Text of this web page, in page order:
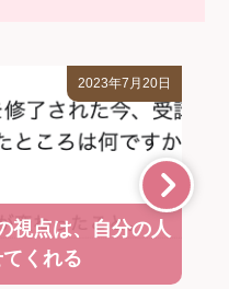
2023年7月20日
視点は、自分の人
くれる